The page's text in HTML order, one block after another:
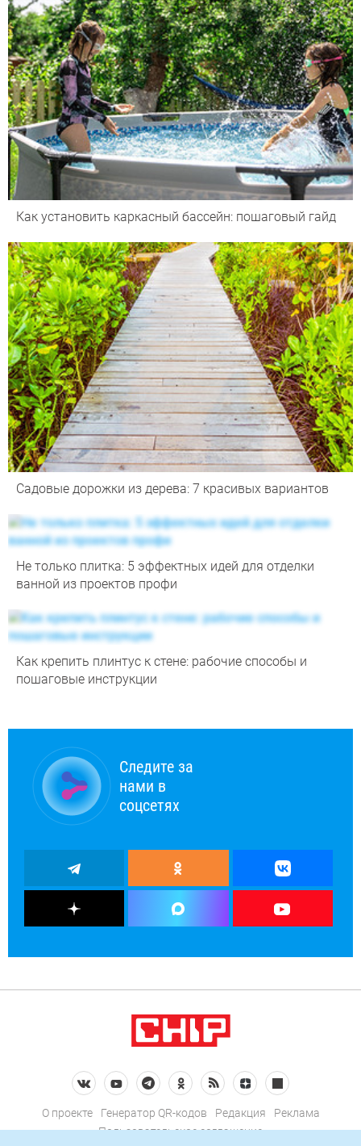
Как установить каркасный бассейн: пошаговый гайд
Садовые дорожки из дерева: 7 красивых вариантов
Не только плитка: 5 эффектных идей для отделки
ванной из проектов профи
Как крепить плинтус к стене: рабочие способы и
пошаговые инструкции
Следите за
нами в
соцсетях
О проекте Генератор QR-кодов Редакция
Реклама
Пользовательское соглашение